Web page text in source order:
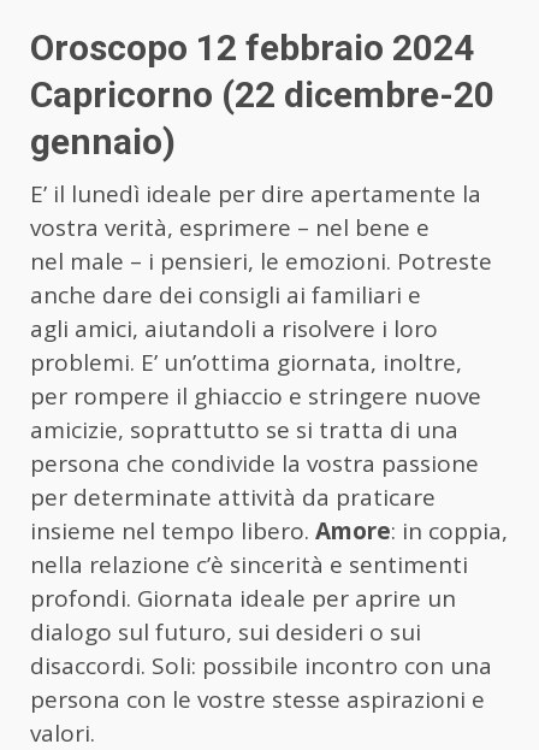
Oroscopo 12 febbraio 2024
Capricorno (22 dicembre-20
gennaio)
E’ il lunedì ideale per dire apertamente la
vostra verità, esprimere – nel bene e
nel male – i pensieri, le emozioni. Potreste
anche dare dei consigli ai familiari e
agli amici, aiutandoli a risolvere i loro
problemi. E’ un’ottima giornata, inoltre,
per rompere il ghiaccio e stringere nuove
amicizie, soprattutto se si tratta di una
persona che condivide la vostra passione
per determinate attività da praticare
insieme nel tempo libero. Amore: in coppia,
nella relazione c’è sincerità e sentimenti
profondi. Giornata ideale per aprire un
dialogo sul futuro, sui desideri o sui
disaccordi. Soli: possibile incontro con una
persona con le vostre stesse aspirazioni e
valori.